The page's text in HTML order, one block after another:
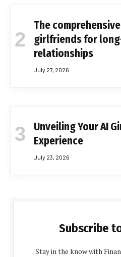
The
girlfriends for
relationships
July 27, 2026
Unveiling Your AI
Experience
July 23, 2026
Subscribe
Stay in the know with